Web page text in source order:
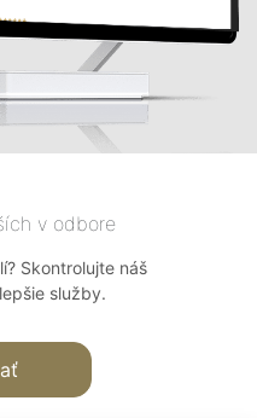
v odbore
Skontrolujte náš
služby.